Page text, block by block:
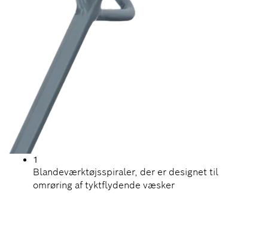
1
Blandeværktøjsspiraler, der er designet til
omrøring af tyktflydende væsker